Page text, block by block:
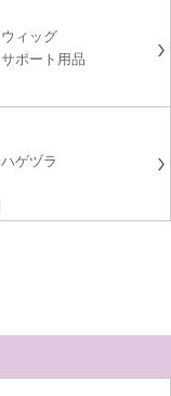
ウィッグ
サポート用品
ハゲヅラ